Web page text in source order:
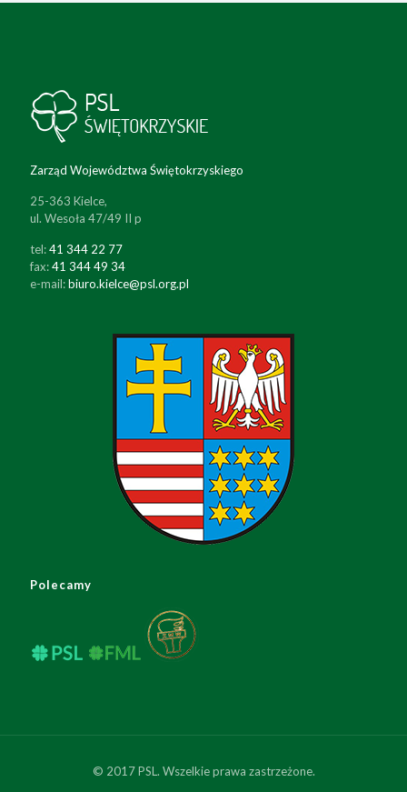
Zarząd Województwa Świętokrzyskiego
25-363 Kielce,
ul. Wesoła 47/49 II p
tel:41 344 22 77
fax:41 344 49 34
e-mail:biuro.kielce@psl.org.pl
Polecamy
© 2017 PSL. Wszelkie prawa zastrzeżone.